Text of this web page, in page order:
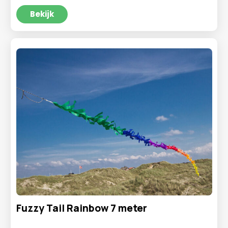
was:
€4,99.
Bekijk
Fuzzy Tail Rainbow 7 meter